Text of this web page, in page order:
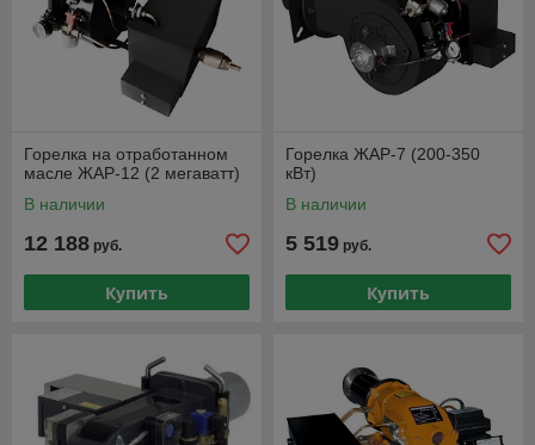
Горелка на отработанном
масле ЖАР-12 (2 мегаватт)
В наличии
12 188 руб.
Купить
Горелка ЖАР-7 (200-350
кВт)
В наличии
5 519 руб.
Купить